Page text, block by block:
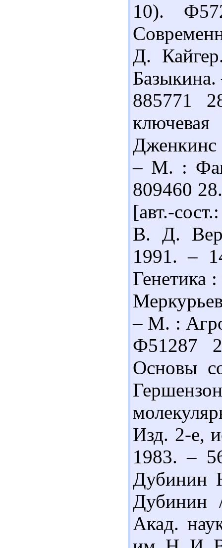
10).
Д.
885771
Дженкинс
– М. :
809460
[авт.-
В. Д.
1991. –
Генетика
– М. :
Ф51287
Основы
Изд. 2-е,
1983. –
Дубинин
Акад.